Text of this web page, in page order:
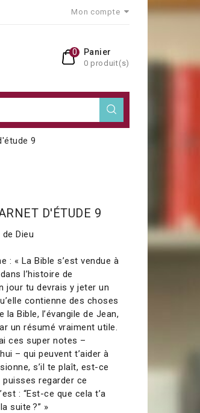
Mon compte
Panier
0 produit(s)
0
9
D'ÉTUDE 9
Dieu
: « La Bible s’est vendue à
l’histoire de
jour tu devrais y jeter un
contienne des choses
Bible, l’évangile de Jean,
un résumé vraiment utile.
ces super notes –
– qui peuvent t’aider à
s’il te plaît, est-ce
regarder ce
: “Est-ce que cela t’a
suite ?” »